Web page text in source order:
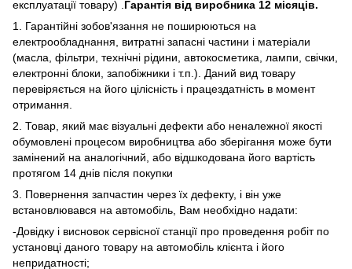
експлуатації товару) . Гарантія від виробника 12 місяців.
1. Гарантійні зобов'язання не поширюються на
електрообладнання, витратні запасні частини і матеріали
(масла, фільтри, технічні рідини, автокосметика, лампи, свічки,
електронні блоки, запобіжники і т.п.). Даний вид товару
перевіряється на його цілісність і працездатність в момент
отримання.
2. Товар, який має візуальні дефекти або неналежної якості
обумовлені процесом виробництва або зберігання може бути
замінений на аналогічний, або відшкодована його вартість
протягом 14 днів після покупки
3. Повернення запчастин через їх дефекту, і він уже
встановлювався на автомобіль, Вам необхідно надати:
-Довідку і висновок сервісної станції про проведення робіт по
установці даного товару на автомобіль клієнта і його
непридатності;